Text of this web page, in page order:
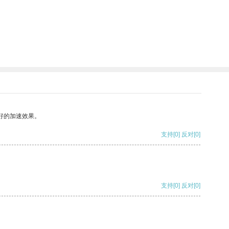
加速效果。
支持[0] 反对[0]
支持[0] 反对[0]